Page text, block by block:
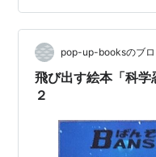
だいの のりものは、
pop-up-booksのブ
飛び出す絵本「科
２